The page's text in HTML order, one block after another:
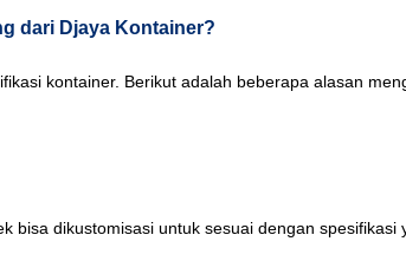
dari Djaya Kontainer?
kontainer. Berikut adalah beberapa alasan
bisa dikustomisasi untuk sesuai dengan spesifikasi